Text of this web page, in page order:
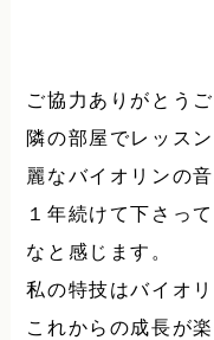
ご協力ありがとう
隣の部屋でレッス
麗なバイオリンの
１年続けて下さっ
なと感じます。
私の特技はバイオ
これからの成長が楽